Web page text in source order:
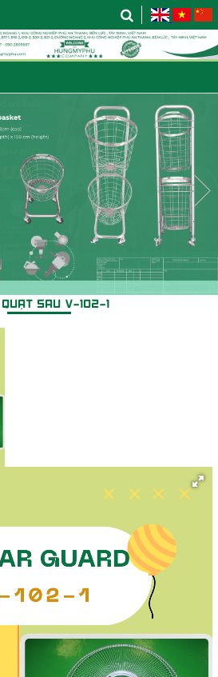
TĨNH ĐIỆN LINH KIỆN QUẠT – CHI TIẾT BÁN
PHẨM KHÁC
QUẠT SAU V-102-1